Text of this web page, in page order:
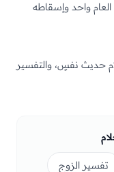
واحد وإسقاطه
حديث نفسٍ، والتفسير
تفسير الزوج